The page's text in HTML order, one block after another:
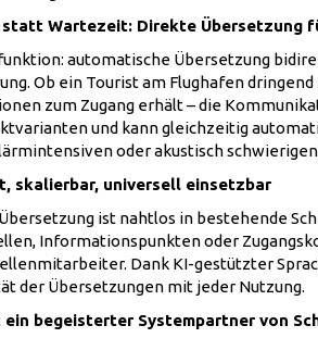
Wartezeit: Direkte Übersetzung
automatische Übersetzung
Ob ein Tourist am Flughafen
zum Zugang erhält – die
und kann gleichzeitig
oder akustisch
skalierbar, universell einsetzbar
ist nahtlos in bestehende
Informationspunkten oder
Dank KI-gestützter
der Übersetzungen mit jeder Nutzung.
ein begeisterter Systempartner von